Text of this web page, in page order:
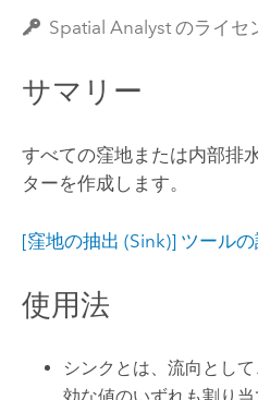
Spatial Analyst のライセ
サマリー
すべての窪地または内部排
ターを作成します。
[窪地の抽出 (Sink)] ツール
使用法
シンクとは、流向とし